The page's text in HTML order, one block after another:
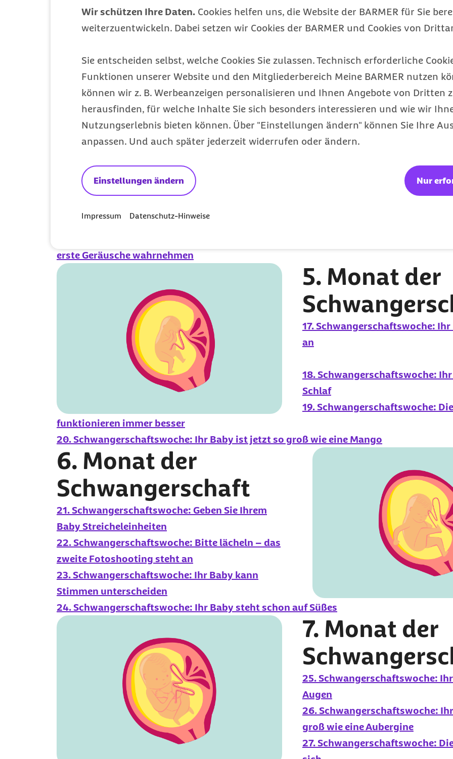
Wir schützen Ihre Daten. Cookies helfen uns, die Website der BARMER für Sie
weiterzuentwickeln. Dabei setzen wir Cookies der BARMER und Cookies von
Sie entscheiden selbst, welche Cookies Sie zulassen. Technisch erforderliche
Funktionen unserer Website und den Mitgliederbereich Meine BARMER nutzen
können wir z. B. Werbeanzeigen personalisieren und Ihnen Angebote von Dritten
herausfinden, für welche Inhalte Sie sich besonders interessieren und wie wir
Nutzungserlebnis bieten können. Über "Einstellungen ändern" können Sie Ihre
anpassen. Und auch später jederzeit widerrufen oder ändern.
Einstellungen ändern Nur
Impressum Datenschutz-Hinweise
groß wie eine Kirsche
10. Schwangerschaftswoche:
11. Schwangerschaftswoche:
Geschmack
12. Schwangerschaftswoche: Ihr Baby hat Schluckauf
4. Monat der
Schwangerschaft
14. Schwangerschaftswoche: Die ersten Härchen
sprießen
groß wie eine Orange
erste Geräusche wahrnehmen
5. Monat der
17. Schwangerschaftswoche:
an
18. Schwangerschaftswoche:
Schlaf
19. Schwangerschaftswoche:
funktionieren immer besser
20. Schwangerschaftswoche: Ihr Baby ist jetzt so groß wie eine Mango
6. Monat der
Schwangerschaft
21. Schwangerschaftswoche: Geben Sie Ihrem
Baby Streicheleinheiten
22. Schwangerschaftswoche: Bitte lächeln – das
zweite Fotoshooting steht an
23. Schwangerschaftswoche: Ihr Baby kann
Stimmen unterscheiden
24. Schwangerschaftswoche: Ihr Baby steht schon auf Süßes
7. Monat der
25. Schwangerschaftswoche:
Augen
26. Schwangerschaftswoche:
groß wie eine Aubergine
27. Schwangerschaftswoche: